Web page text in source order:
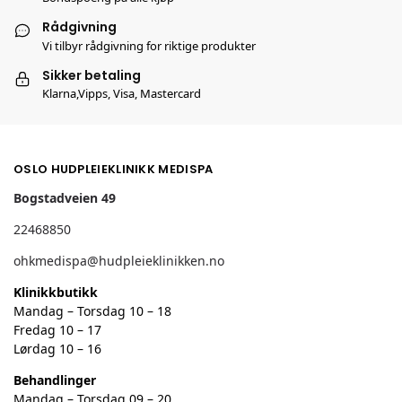
Rådgivning
Vi tilbyr rådgivning for riktige produkter
Sikker betaling
Klarna,Vipps, Visa, Mastercard
OSLO HUDPLEIEKLINIKK MEDISPA
Bogstadveien 49
22468850
ohkmedispa@hudpleieklinikken.no
Klinikkbutikk
Mandag – Torsdag 10 – 18
Fredag 10 – 17
Lørdag 10 – 16
Behandlinger